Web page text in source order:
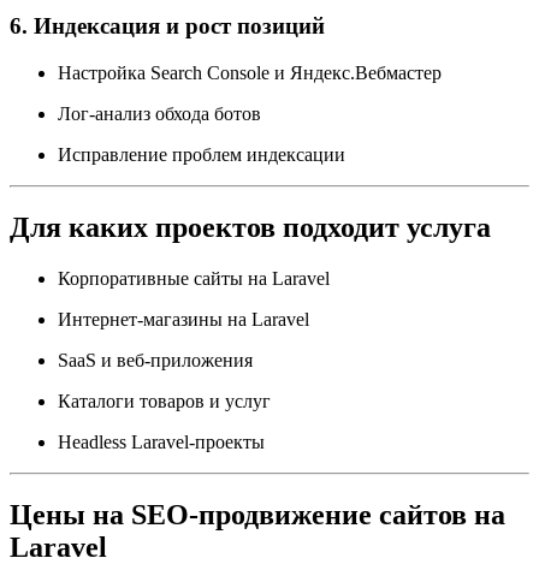
6. Индексация и рост позиций
Настройка Search Console и Яндекс.Вебмастер
Лог-анализ обхода ботов
Исправление проблем индексации
Для каких проектов подходит услуга
Корпоративные сайты на Laravel
Интернет-магазины на Laravel
SaaS и веб-приложения
Каталоги товаров и услуг
Headless Laravel-проекты
Цены на SEO-продвижение сайтов на
Laravel